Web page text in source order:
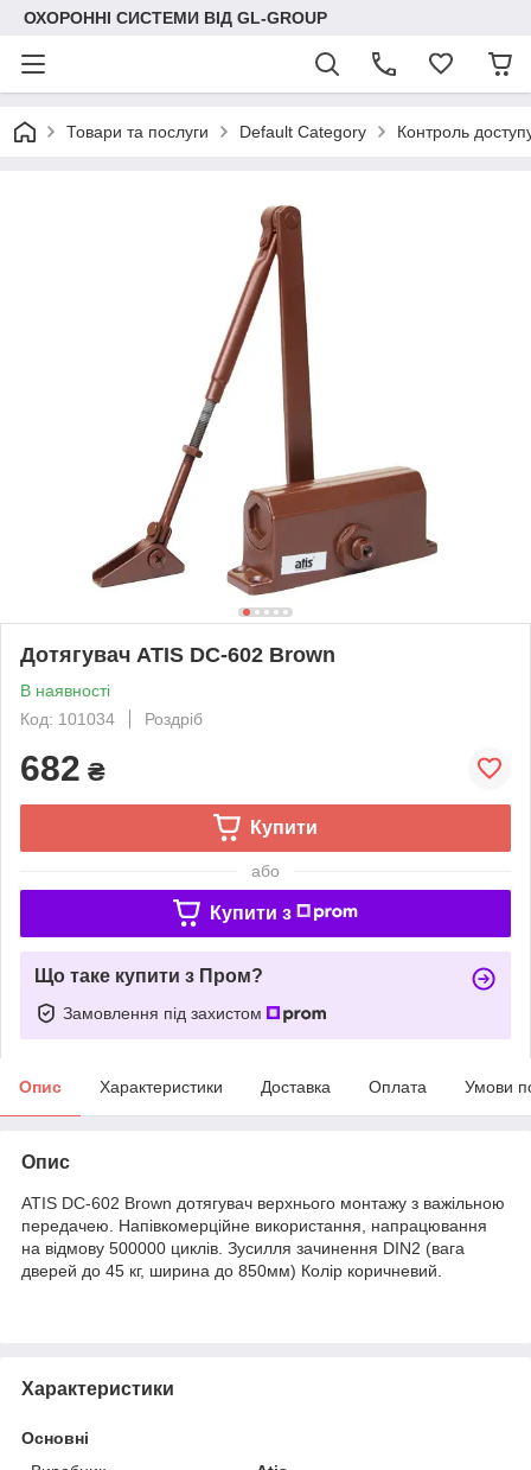
ОХОРОННІ СИСТЕМИ ВІД GL-GROUP
Товари та послуги Default Category Контроль
Дотягувач ATIS DC-602 Brown
В наявності
Код: 101034
Роздріб
682 ₴
Купити
або
Купити з
Що таке купити з Пром?
Замовлення під захистом
Опис Характеристики Доставка Оплата Умови
Опис
ATIS DC-602 Brown дотягувач верхнього монтажу з важільною
передачею. Напівкомерційне використання, напрацювання
на відмову 500000 циклів. Зусилля зачинення DIN2 (вага
дверей до 45 кг, ширина до 850мм) Колір коричневий.
Характеристики
Основні